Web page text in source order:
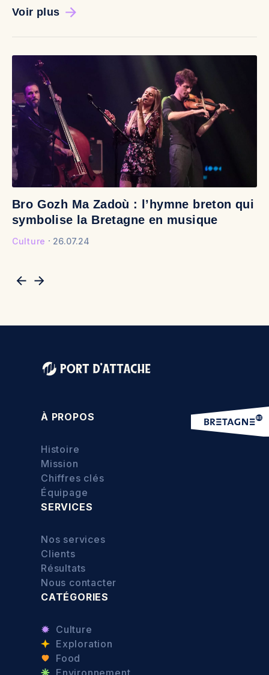
Voir plus
Bro Gozh Ma Zadoù : l’hymne breton qui
symbolise la Bretagne en musique
Culture 26.07.24
À PROPOS
Histoire
Mission
Chiffres clés
Équipage
SERVICES
Nos services
Clients
Résultats
Nous contacter
CATÉGORIES
Culture
Exploration
Food
Environnement